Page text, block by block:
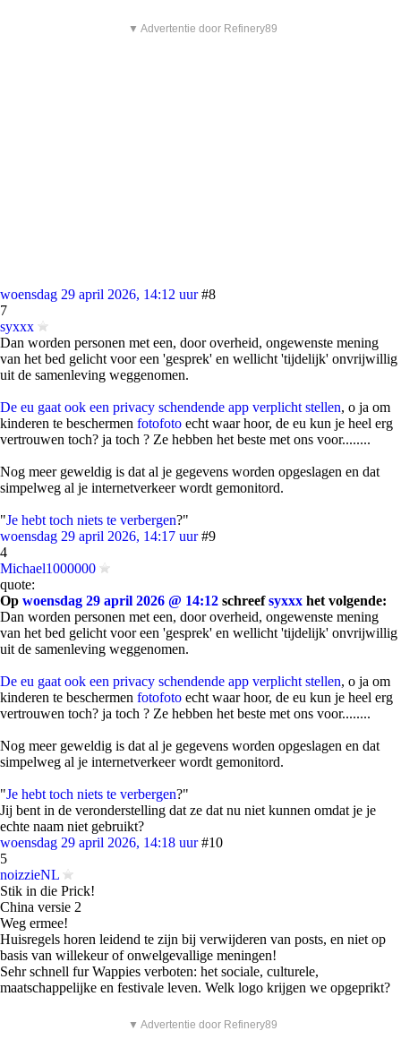
▼ Advertentie door Refinery89
woensdag 29 april 2026, 14:12 uur #8
7
syxxx
Dan worden personen met een, door overheid, ongewenste mening
van het bed gelicht voor een 'gesprek' en wellicht 'tijdelijk' onvrijwillig
uit de samenleving weggenomen.
De eu gaat ook een privacy schendende app verplicht stellen, o ja om
kinderen te beschermen fotofoto echt waar hoor, de eu kun je heel erg
vertrouwen toch? ja toch ? Ze hebben het beste met ons voor........
Nog meer geweldig is dat al je gegevens worden opgeslagen en dat
simpelweg al je internetverkeer wordt gemonitord.
"Je hebt toch niets te verbergen?"
woensdag 29 april 2026, 14:17 uur #9
4
Michael1000000
quote:
Op woensdag 29 april 2026 @ 14:12 schreefsyxxx het volgende:
Dan worden personen met een, door overheid, ongewenste mening
van het bed gelicht voor een 'gesprek' en wellicht 'tijdelijk' onvrijwillig
uit de samenleving weggenomen.
De eu gaat ook een privacy schendende app verplicht stellen, o ja om
kinderen te beschermen fotofoto echt waar hoor, de eu kun je heel erg
vertrouwen toch? ja toch ? Ze hebben het beste met ons voor........
Nog meer geweldig is dat al je gegevens worden opgeslagen en dat
simpelweg al je internetverkeer wordt gemonitord.
"Je hebt toch niets te verbergen?"
Jij bent in de veronderstelling dat ze dat nu niet kunnen omdat je je
echte naam niet gebruikt?
woensdag 29 april 2026, 14:18 uur #10
5
noizzieNL
Stik in die Prick!
China versie 2
Weg ermee!
Huisregels horen leidend te zijn bij verwijderen van posts, en niet op
basis van willekeur of onwelgevallige meningen!
Sehr schnell fur Wappies verboten: het sociale, culturele,
maatschappelijke en festivale leven. Welk logo krijgen we opgeprikt?
▼ Advertentie door Refinery89